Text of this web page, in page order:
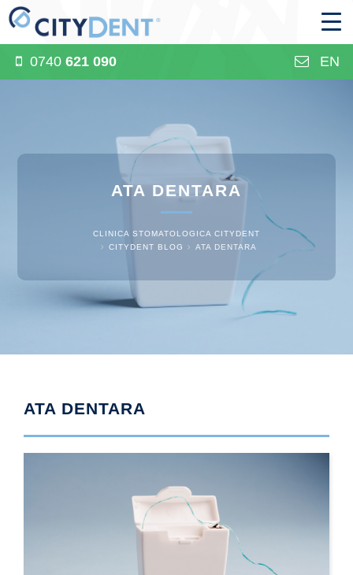
0740 621 090 EN
ATA DENTARA
CLINICA STOMATOLOGICA CITYDENT
CITYDENT BLOG
ATA DENTARA
ATA DENTARA